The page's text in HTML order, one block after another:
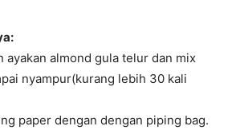
ayakan almond gula telur dan mix
nyampur(kurang lebih 30 kali
paper dengan dengan piping bag.